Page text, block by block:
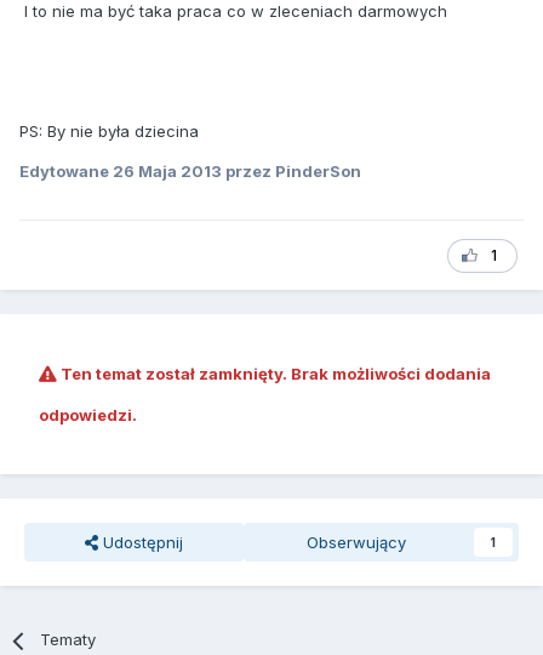
I to nie ma być taka praca co w zleceniach darmowych
PS: By nie była dziecina
Edytowane 26 Maja 2013 przez PinderSon
1
Ten temat został zamknięty. Brak możliwości dodania
odpowiedzi.
Udostępnij Obserwujący 1
Tematy